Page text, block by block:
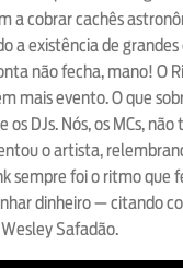
a cobrar cachês
a existência de grandes
não fecha, mano! O
mais evento. O que
os DJs. Nós, os MCs,
o artista,
sempre foi o ritmo que
dinheiro — citando
Safadão.